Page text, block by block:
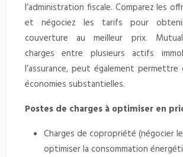
l’administration fiscale. Comparez les
et négociez les tarifs pour
couverture au meilleur prix.
charges entre plusieurs actifs
l’assurance, peut également permettre
économies substantielles.
Postes de charges à optimiser en
Charges de copropriété (négocier
optimiser la consommation